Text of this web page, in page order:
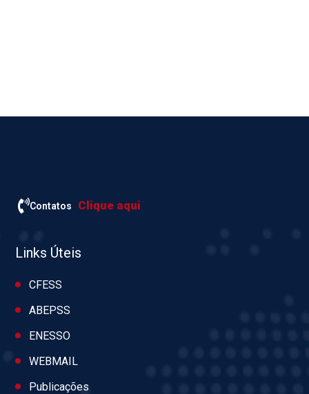
Contatos Clique aqui
Links Úteis
CFESS
ABEPSS
ENESSO
WEBMAIL
Publicações